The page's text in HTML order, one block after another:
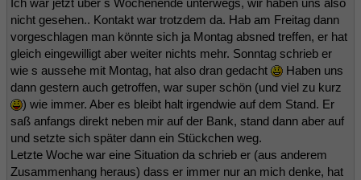
nicht gesehen.. Kontakt war trotzdem da. Hab am Freitag dann
vorgeschlagen man könnte sich ja Montag absned treffen, er hat
gleich eingewilligt aber weiter nichts mehr. Sonntag schrieb er
wie s aussehe mit Montag, hat also dran gedacht
Haben uns
dann gestern auch getroffen, war super schön (und viel zu kurz
) wie immer. Aber es bleibt halt irgendwie auf dem Stand. Er
saß anfangs direkt neben mir auf der Bank, stand dann aber auf
und setzte sich später dann ein Stückchen weg.
Letzte Woche war eine Situation da schrieb er (aus anderem
Zusammenhang heraus) dass er immer nur an mich denke, hat